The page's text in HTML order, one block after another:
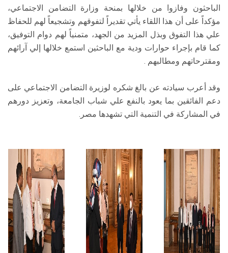
الباحثون وفازوا من خلالها بمنحة وزارة التضامن الاجتماعي،
مؤكداً على أن هذا اللقاء يأتي تقديراً لتفوقهم وتشجيعاً لهم للحفاظ
علي هذا التفوق وبذل المزيد من الجهد، متمنياً لهم دوام التوفيق،
كما قام بإجراء حوارات ودية مع الباحثين استمع خلالها إلي آرائهم
ومقترحاتهم ومطالبهم .
وقد أعرب سيادته عن بالغ شكره لوزيرة التضامن الاجتماعي على
دعم الفائقين بما يعود بالنفع علي شباب الجامعة، وتعزيز دورهم
في المشاركة في التنمية التي تشهدها مصر.